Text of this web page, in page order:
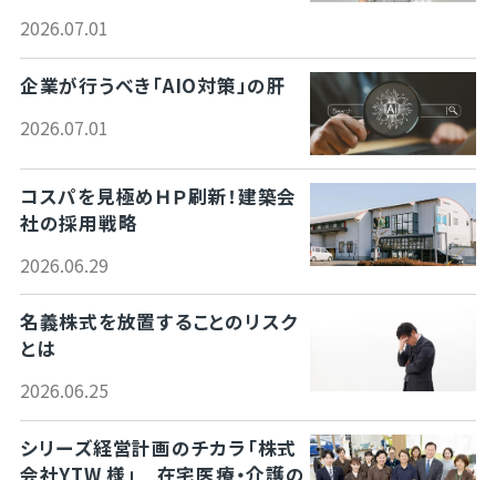
2026.07.01
企業が行うべき「AIO対策」の肝
2026.07.01
コスパを見極めＨＰ刷新！建築会
社の採用戦略
2026.06.29
名義株式を放置することのリスク
とは
2026.06.25
シリーズ経営計画のチカラ「株式